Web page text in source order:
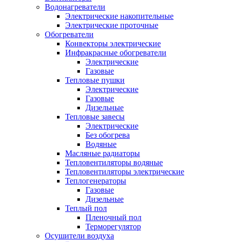
Водонагреватели
Электрические накопительные
Электрические проточные
Обогреватели
Конвекторы электрические
Инфракрасные обогреватели
Электрические
Газовые
Тепловые пушки
Электрические
Газовые
Дизельные
Тепловые завесы
Электрические
Без обогрева
Водяные
Масляные радиаторы
Тепловентиляторы водяные
Тепловентиляторы электрические
Теплогенераторы
Газовые
Дизельные
Теплый пол
Пленочный пол
Терморегулятор
Осушители воздуха